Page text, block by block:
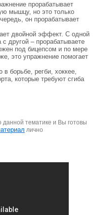
прорабатывает
мышцу, но это только
он прорабатывает
двойной эффект. С одной
другой – прорабатываете
под бицепсом и по мере
это упражнение помогает
в борьбе, регби, хоккее,
которые требуют сгиба
тематике и Вы готовы
лично